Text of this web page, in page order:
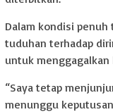
Dalam kondisi penuh
tuduhan terhadap
untuk menggagalkan
“Saya tetap
menunggu